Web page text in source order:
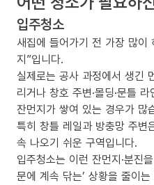
입주청소
새집에 들어가기 전 가장 많이
지”입니다.
실제로는 공사 과정에서 생긴
리거나 창호 주변·몰딩·문틀
잔먼지가 쌓여 있는 경우가 많
특히 창틀 레일과 방충망 주변
속 나오기 쉬운 구역입니다.
입주청소는 이런 잔먼지·분진
문에 계속 닦는’ 상황을 줄이